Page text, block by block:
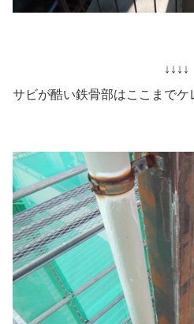
↓↓↓↓
サビが酷い鉄骨部はここまで